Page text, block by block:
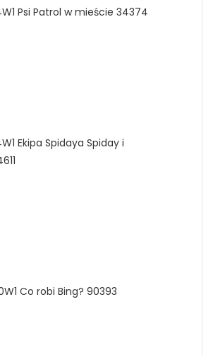
Psi Patrol w mieście 34374
Ekipa Spidaya Spiday i
Co robi Bing? 90393